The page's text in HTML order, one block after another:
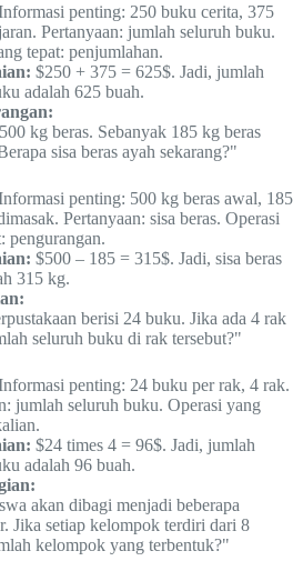
penting: 250 buku cerita, 375
Pertanyaan: jumlah seluruh buku.
tepat: penjumlahan.
$250 + 375 = 625$. Jadi, jumlah
adalah 625 buah.
kg beras. Sebanyak 185 kg beras
sisa beras ayah sekarang?"
penting: 500 kg beras awal, 185
Pertanyaan: sisa beras. Operasi
pengurangan.
$500 – 185 = 315$. Jadi, sisa beras
315 kg.
berisi 24 buku. Jika ada 4 rak
seluruh buku di rak tersebut?"
penting: 24 buku per rak, 4 rak.
jumlah seluruh buku. Operasi yang
$24 times 4 = 96$. Jadi, jumlah
adalah 96 buah.
akan dibagi menjadi beberapa
Jika setiap kelompok terdiri dari 8
kelompok yang terbentuk?"